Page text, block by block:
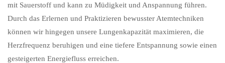
mit Sauerstoff und kann zu Müdigkeit und Anspannung führen.
Durch das Erlernen und Praktizieren bewusster Atemtechniken
können wir hingegen unsere Lungenkapazität maximieren, die
Herzfrequenz beruhigen und eine tiefere Entspannung sowie einen
gesteigerten Energiefluss erreichen.